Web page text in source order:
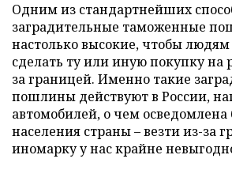
Одним из стандартнейших
заградительные таможенные
настолько высокие, чтобы
сделать ту или иную покупку на
за границей. Именно такие
пошлины действуют в России,
автомобилей, о чем осведомлена
населения страны – везти из-за
иномарку у нас крайне